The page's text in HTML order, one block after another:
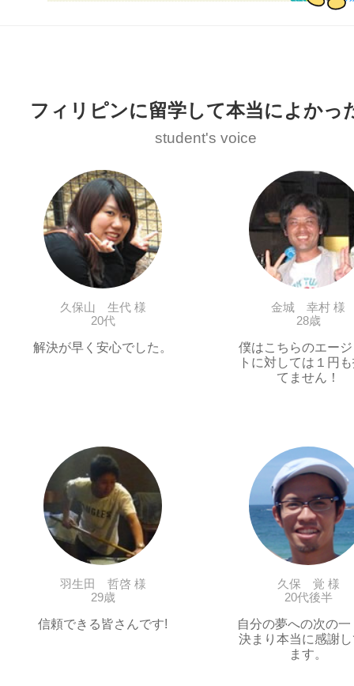
フィリピンに留学して本当によかっ
student's voice
久保山 生代 様
20代
解決が早く安心でした。
金城 幸村 様
28歳
僕はこちらのエー
トに対しては１円
てません！
羽生田 哲啓 様
29歳
信頼できる皆さんです!
久保 覚 様
20代後半
自分の夢への次の一
決まり本当に感謝
ます。